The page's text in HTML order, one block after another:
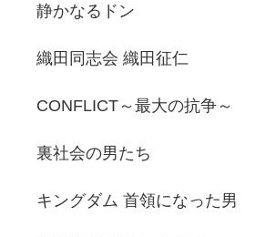
静かなるドン
織田同志会 織田征仁
CONFLICT～最大の抗争～
裏社会の男たち
キングダム 首領になった男